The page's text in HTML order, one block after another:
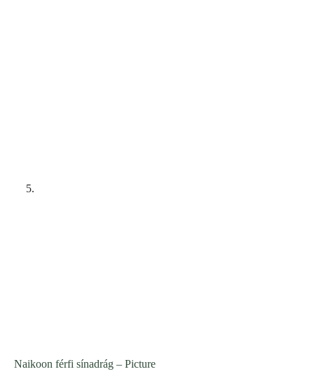
Naikoon férfi sínadrág – Picture